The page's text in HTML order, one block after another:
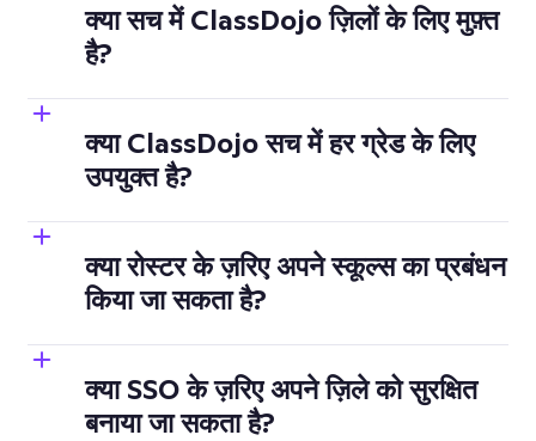
क्या सच में ClassDojo ज़िलों के लिए मुफ़्त
है?
क्या ClassDojo सच में हर ग्रेड के लिए
उपयुक्त है?
क्या रोस्टर के ज़रिए अपने स्कूल्स का प्रबंधन
किया जा सकता है?
क्या SSO के ज़रिए अपने ज़िले को सुरक्षित
बनाया जा सकता है?